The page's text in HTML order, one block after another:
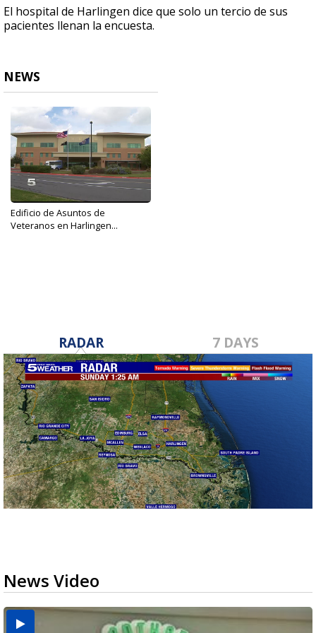
El hospital de Harlingen dice que solo un tercio de sus
pacientes llenan la encuesta.
NEWS
Edificio de Asuntos de
Veteranos en Harlingen...
RADAR 7 DAYS
News Video